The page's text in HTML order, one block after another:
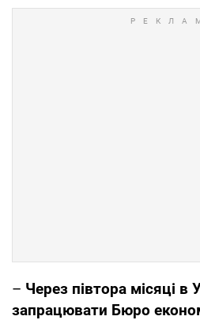
– Через півтора місяці в
запрацювати Бюро